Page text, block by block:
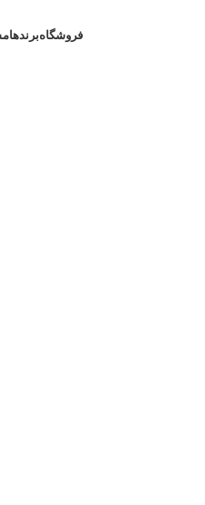
فروشگاهبرندها